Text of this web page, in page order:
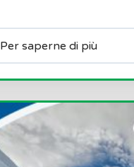
Per saperne di più